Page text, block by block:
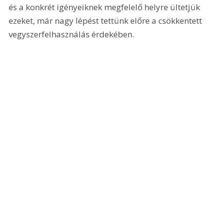
és a konkrét igényeiknek megfelelő helyre ültetjük
ezeket, már nagy lépést tettünk előre a csökkentett
vegyszerfelhasználás érdekében.